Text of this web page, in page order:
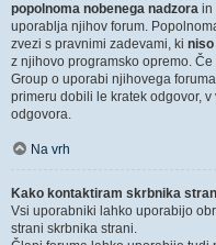
popolnoma nobenega nadzora in
uporablja njihov forum.
zvezi s pravnimi zadevami, ki niso
z njihovo programsko opremo.
Group o uporabi njihovega
primeru dobili le kratek odgovor,
odgovora.
Na vrh
Kako kontaktiram skrbnika
Vsi uporabniki lahko uporabijo
strani skrbnika strani.